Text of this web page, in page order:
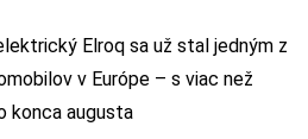
Elroq sa už stal jedným z
v Európe – s viac než
konca augusta